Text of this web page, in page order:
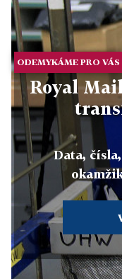
ODEMYKÁME PRO VÁS
Royal
Data,